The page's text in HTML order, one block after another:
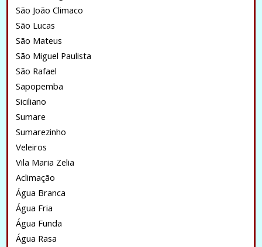
São João Climaco
São Lucas
São Mateus
São Miguel Paulista
São Rafael
Sapopemba
Siciliano
Sumare
Sumarezinho
Veleiros
Vila Maria Zelia
Aclimação
Água Branca
Água Fria
Água Funda
Água Rasa